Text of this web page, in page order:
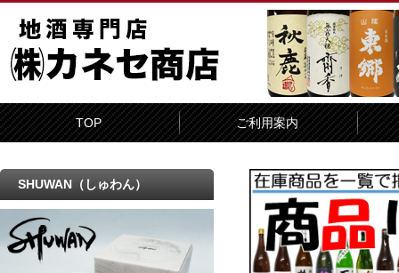
TOP ご利用案内
SHUWAN（しゅわん）